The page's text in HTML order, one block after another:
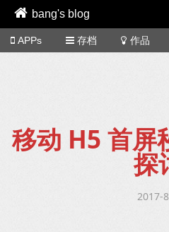
bang's blog
APPs 存档 作品
移动 H5 首屏
探
2017-